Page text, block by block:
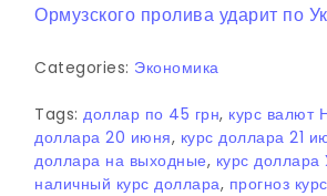
Ормузского пролива ударит по
Categories: Экономика
Tags: доллар по 45 грн, курс валют
доллара 20 июня, курс доллара 21
доллара на выходные, курс доллара
наличный курс доллара, прогноз